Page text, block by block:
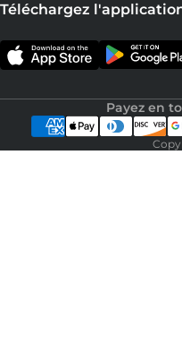
Téléchargez
Payez en